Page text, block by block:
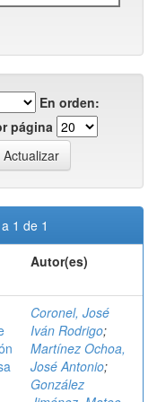
En orden:
página
1 de 1
Autor(es)
Coronel, José
Iván Rodrigo;
Martínez Ochoa,
José Antonio;
González